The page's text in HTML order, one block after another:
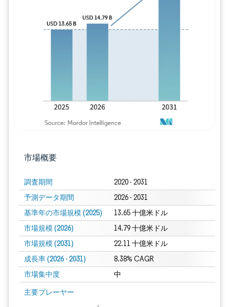
市場概要
調査期間 2020 - 2031
予測データ期間 2026 - 2031
基準年の市場規模 (2025) 13.65 十億米ドル
市場規模 (2026) 14.79 十億米ドル
市場規模 (2031) 22.11 十億米ドル
成長率 (2026 - 2031) 8.38% CAGR
市場集中度 中
主要プレーヤー
画像 © Mordor Intelligence。再利用にはCC BY 4.0の表示が必要です。